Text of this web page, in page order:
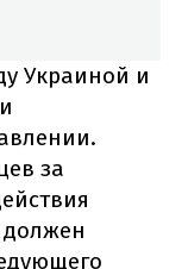
Украиной и
за